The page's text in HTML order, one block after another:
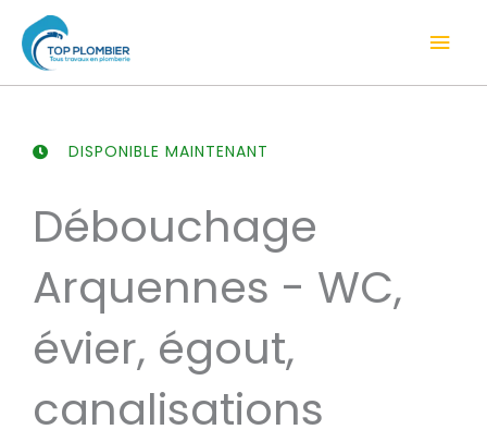
contenu
DISPONIBLE MAINTENANT
Débouchage
Arquennes - WC,
évier, égout,
canalisations